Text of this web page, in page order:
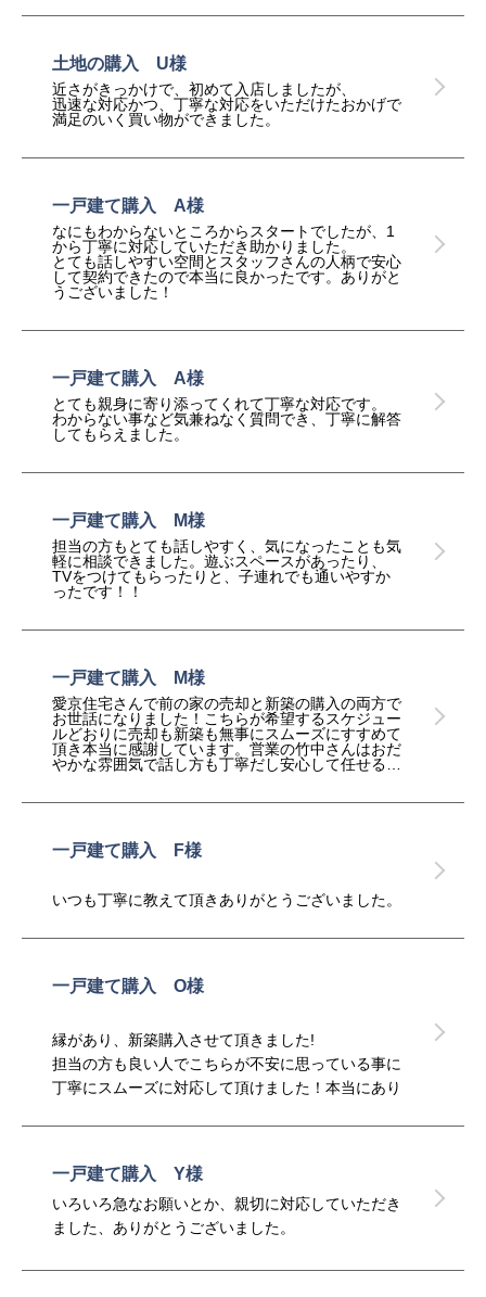
土地の購入 U様
近さがきっかけで、初めて入店しましたが、
迅速な対応かつ、丁寧な対応をいただけたおかげで
満足のいく買い物ができました。
一戸建て購入 A様
なにもわからないところからスタートでしたが、1
から丁寧に対応していただき助かりました。
とても話しやすい空間とスタッフさんの人柄で安心
して契約できたので本当に良かったです。ありがと
うございました！
一戸建て購入 A様
とても親身に寄り添ってくれて丁寧な対応です。
わからない事など気兼ねなく質問でき、丁寧に解答
してもらえました。
一戸建て購入 M様
担当の方もとても話しやすく、気になったことも気
軽に相談できました。遊ぶスペースがあったり、
TVをつけてもらったりと、子連れでも通いやすか
ったです！！
一戸建て購入 M様
愛京住宅さんで前の家の売却と新築の購入の両方で
お世話になりました！こちらが希望するスケジュー
ルどおりに売却も新築も無事にスムーズにすすめて
頂き本当に感謝しています。営業の竹中さんはおだ
やかな雰囲気で話し方も丁寧だし安心して任せるこ
一戸建て購入 F様
いつも丁寧に教えて頂きありがとうございました。
一戸建て購入 O様
縁があり、新築購入させて頂きました!
担当の方も良い人でこちらが不安に思っている事に
丁寧にスムーズに対応して頂けました！本当にあり
一戸建て購入 Y様
いろいろ急なお願いとか、親切に対応していただき
ました、ありがとうございました。